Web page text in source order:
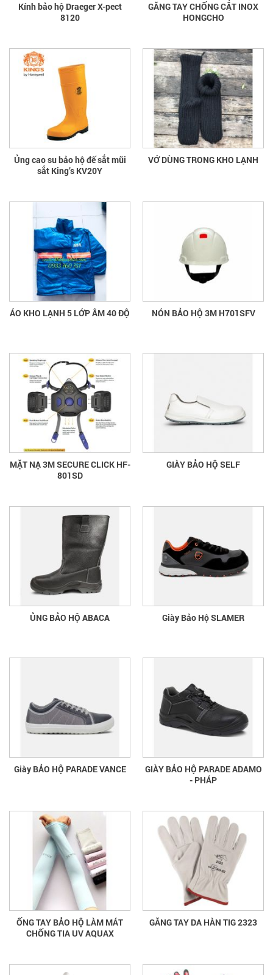
Kính bảo hộ Draeger X-pect
8120
GĂNG TAY CHỐNG CẮT INOX
HONGCHO
Ủng cao su bảo hộ đế sắt mũi
sắt King’s KV20Y
VỚ DÙNG TRONG KHO LẠNH
ÁO KHO LẠNH 5 LỚP ÂM 40 ĐỘ NÓN BẢO HỘ 3M H701SFV
MẶT NẠ 3M SECURE CLICK HF-
801SD
GIÀY BẢO HỘ SELF
ỦNG BẢO HỘ ABACA Giày Bảo Hộ SLAMER
Giày BẢO HỘ PARADE VANCE
GIÀY BẢO HỘ PARADE ADAMO
- PHÁP
ỐNG TAY BẢO HỘ LÀM MÁT
CHỐNG TIA UV AQUAX
GĂNG TAY DA HÀN TIG 2323